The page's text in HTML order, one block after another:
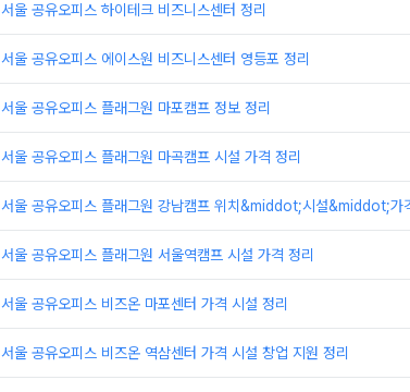
서울 공유오피스 하이테크 비즈니스센터 정리
서울 공유오피스 에이스원 비즈니스센터 영등포 정리
서울 공유오피스 플래그원 마포캠프 정보 정리
서울 공유오피스 플래그원 마곡캠프 시설 가격 정리
서울 공유오피스 플래그원 강남캠프 위치&middot;시설&middot;가
서울 공유오피스 플래그원 서울역캠프 시설 가격 정리
서울 공유오피스 비즈온 마포센터 가격 시설 정리
서울 공유오피스 비즈온 역삼센터 가격 시설 창업 지원 정리